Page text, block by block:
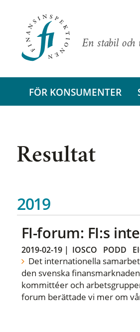
En stabil
FÖR KONSUMENTER
Resultat
2019
FI-forum: FI:s
2019-02-19| IOSCO PODD
Det internationella
den svenska
kommittéer och
forum berättade vi mer om